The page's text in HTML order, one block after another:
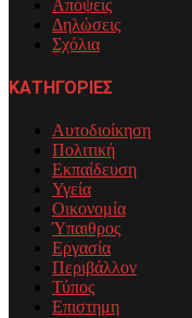
Απόψεις
Δηλώσεις
Σχόλια
ΚΑΤΗΓΟΡΙΕΣ
Αυτοδιοίκηση
Πολιτική
Εκπαίδευση
Υγεία
Οικονομία
Ύπαιθρος
Εργασία
Περιβάλλον
Τύπος
Επιστημη